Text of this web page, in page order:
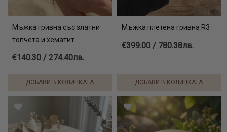
Мъжка гривна със златни
топчета и хематит
€140.30 / 274.40лв.
ДОБАВИ В КОЛИЧКАТА
Мъжка плетена гривна R3
€399.00 / 780.38лв.
ДОБАВИ В КОЛИЧКАТА